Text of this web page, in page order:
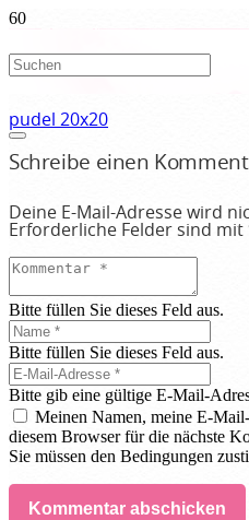
pudel 20x20
Schreibe einen
Deine E-Mail-Adresse wird
Erforderliche Felder sind mit
Bitte füllen Sie dieses Feld aus.
Bitte füllen Sie dieses Feld aus.
Bitte gib eine gültige E-Mail-
Meinen Namen, meine E-
diesem Browser für die nächste
Sie müssen den Bedingungen
Kommentar abschicken